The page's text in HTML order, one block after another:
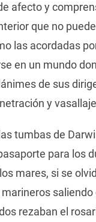
afecto y
que no
las acordadas
en un mundo
de sus
y
tumbas de
para los
mares, si se
saliendo
rezaban el